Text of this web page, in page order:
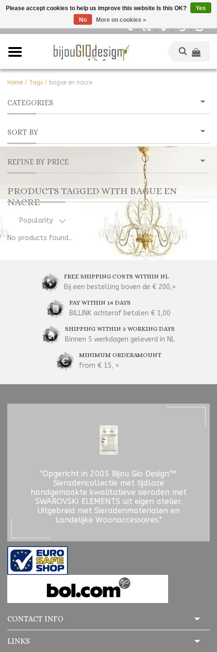
Home / Tags / bague en nacre
CATEGORIES
SORT BY
REFINE BY PRICE
PRODUCTS TAGGED WITH BAGUE EN
NACRE
Popularity
No products found...
FREE SHIPPING COSTS WITHIN NL
Bij een bestelling boven de € 200,=
PAY WITHIN 14 DAYS
BILLINK achteraf betalen € 1,00
SHIPPING WITHIN 3 WORKING DAYS
Binnen 5 werkdagen geleverd in NL
MINIMUM ORDERAMOUNT
from € 15, =
"Opgericht in 2005 Bijou Gio Design™
Sieradencollectie met tijdloze
handgemaakte kwalitatieve sieraden met
SWAROVSKI ELEMENTS uit eigen atelier.
Uitgebreid met Sieradenmaterialen en
Landelijke Woonaccessoires."
CONTACT INFO
LINKS
Please accept cookies to help us improve this website Is this OK?
Yes
No
More on cookies »